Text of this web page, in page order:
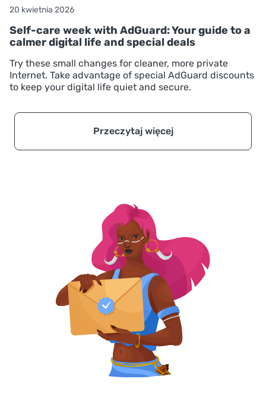
20 kwietnia 2026
Self-care week with AdGuard: Your guide to a
calmer digital life and special deals
Try these small changes for cleaner, more private
Internet. Take advantage of special AdGuard discounts
to keep your digital life quiet and secure.
Przeczytaj więcej